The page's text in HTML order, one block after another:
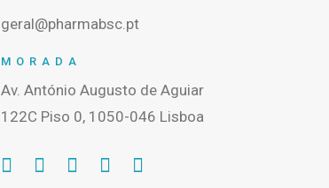
geral@pharmabsc.pt
MORADA
Av. António Augusto de Aguiar
122C Piso 0, 1050-046 Lisboa